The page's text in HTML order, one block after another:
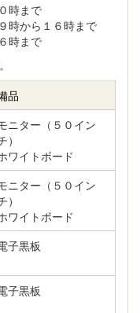
時まで
時から１６時まで
時まで
品
ニター（５０イン
）
ワイトボード
ニター（５０イン
）
ワイトボード
子黒板
子黒板